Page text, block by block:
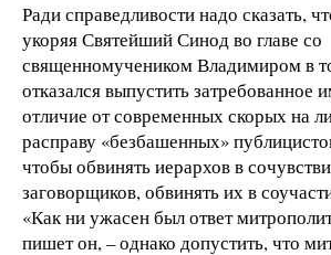
Ради справедливости надо сказать,
укоряя Святейший Синод во главе со
священномучеником Владимиром в
отказался выпустить затребованное
отличие от современных скорых на
расправу «безбашенных»
чтобы обвинять иерархов в
заговорщиков, обвинять их в
«Как ни ужасен был ответ
пишет он, – однако допустить, что